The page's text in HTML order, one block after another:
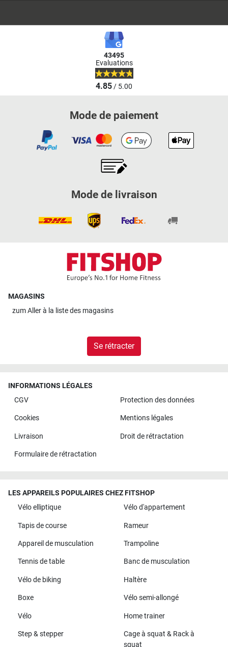
43495
Evaluations
4.85/ 5.00
Mode de paiement
Mode de livraison
MAGASINS
zumAller à la liste des magasins
Se rétracter
INFORMATIONS LÉGALES
CGV
Protection des données
Cookies Mentions légales
Livraison Droit de rétractation
Formulaire de rétractation
LES APPAREILS POPULAIRES CHEZ FITSHOP
Vélo elliptique
Vélo d'appartement
Tapis de course Rameur
Appareil de musculation Trampoline
Tennis de table Banc de musculation
Vélo de biking Haltère
Boxe Vélo semi-allongé
Vélo Home trainer
Step & stepper
Cage à squat & Rack à
squat